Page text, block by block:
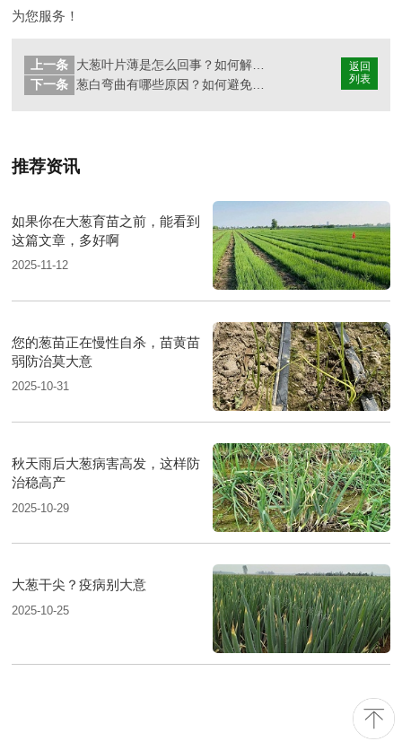
为您服务！
返回
列表
上一条
下一条
葱白弯曲有哪些原因？如何避免大葱葱白弯曲？
推荐资讯
如果你在大葱育苗之前，能看到
这篇文章，多好啊
2025-11-12
您的葱苗正在慢性自杀，苗黄苗
弱防治莫大意
2025-10-31
秋天雨后大葱病害高发，这样防
治稳高产
2025-10-29
大葱干尖？疫病别大意
2025-10-25